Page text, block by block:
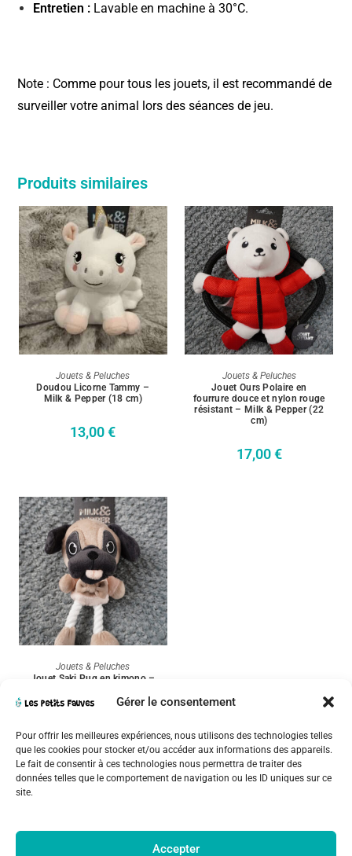
Gérer le consentement
Pour offrir les meilleures expériences, nous utilisons des technologies telles
que les cookies pour stocker et/ou accéder aux informations des appareils.
Le fait de consentir à ces technologies nous permettra de traiter des
données telles que le comportement de navigation ou les ID uniques sur ce
site.
Accepter
Entretien : Lavable en machine à 30°C.
Note : Comme pour tous les jouets, il est recommandé de
surveiller votre animal lors des séances de jeu.
Produits similaires
AJOUTER AU PANIER
Jouets & Peluches
Doudou Licorne Tammy –
Milk & Pepper (18 cm)
13,00€
AJOUTER AU PANIER
Jouets & Peluches
Jouet Ours Polaire en
fourrure douce et nylon rouge
résistant – Milk & Pepper (22
cm)
17,00€
AJOUTER AU PANIER
Jouets & Peluches
Jouet Saki Pug en kimono –